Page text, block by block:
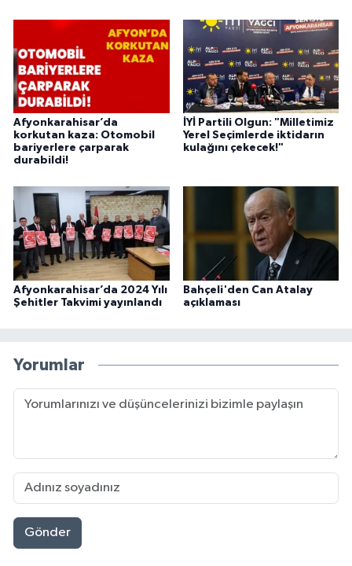
Afyonkarahisar’da
korkutan kaza: Otomobil
bariyerlere çarparak
durabildi!
İYİ Partili Olgun: "Milletimiz
Yerel Seçimlerde iktidarın
kulağını çekecek!"
Afyonkarahisar’da 2024 Yılı
Şehitler Takvimi yayınlandı
Bahçeli'den Can Atalay
açıklaması
Yorumlar
Gönder